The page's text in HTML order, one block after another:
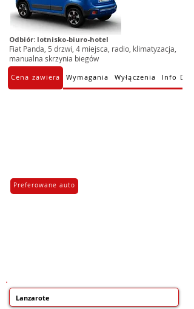
Odbiór: lotnisko-biuro-hotel
Fiat Panda, 5 drzwi, 4 miejsca, radio, klimatyzacja,
manualna skrzynia biegów
Cena zawiera Wymagania Wyłączenia Info
Preferowane auto